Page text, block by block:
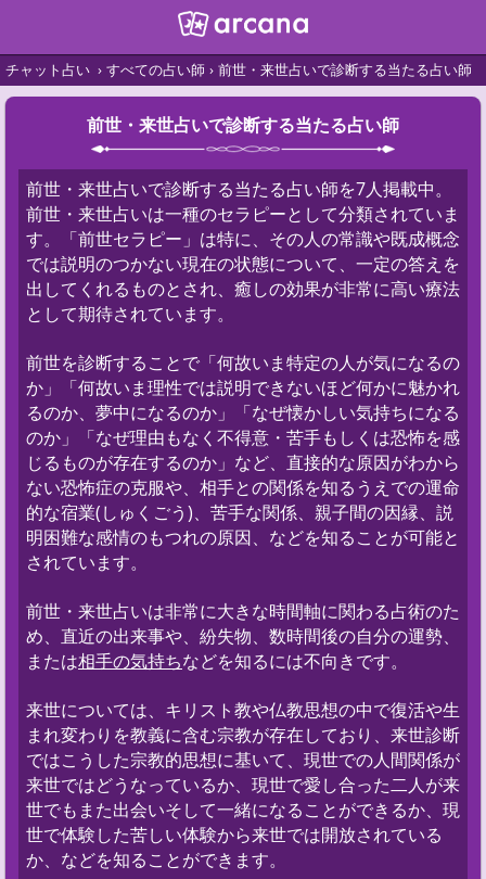
チャット占い すべての占い師 前世・来世占いで診断する当たる占い師
前世・来世占いで診断する当たる占い師
前世・来世占いで診断する当たる占い師を7人掲載中。
前世・来世占いは一種のセラピーとして分類されていま
す。「前世セラピー」は特に、その人の常識や既成概念
では説明のつかない現在の状態について、一定の答えを
出してくれるものとされ、癒しの効果が非常に高い療法
として期待されています。
前世を診断することで「何故いま特定の人が気になるの
か」「何故いま理性では説明できないほど何かに魅かれ
るのか、夢中になるのか」「なぜ懐かしい気持ちになる
のか」「なぜ理由もなく不得意・苦手もしくは恐怖を感
じるものが存在するのか」など、直接的な原因がわから
ない恐怖症の克服や、相手との関係を知るうえでの運命
的な宿業(しゅくごう)、苦手な関係、親子間の因縁、説
明困難な感情のもつれの原因、などを知ることが可能と
されています。
前世・来世占いは非常に大きな時間軸に関わる占術のた
め、直近の出来事や、紛失物、数時間後の自分の運勢、
または相手の気持ちなどを知るには不向きです。
来世については、キリスト教や仏教思想の中で復活や生
まれ変わりを教義に含む宗教が存在しており、来世診断
ではこうした宗教的思想に基いて、現世での人間関係が
来世ではどうなっているか、現世で愛し合った二人が来
世でもまた出会いそして一緒になることができるか、現
世で体験した苦しい体験から来世では開放されている
か、などを知ることができます。